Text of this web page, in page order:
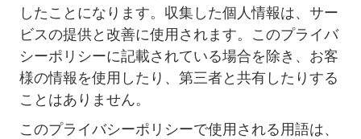
したことになります。収集した個人情報は、サー
ビスの提供と改善に使用されます。このプライバ
シーポリシーに記載されている場合を除き、お客
様の情報を使用したり、第三者と共有したりする
ことはありません。
このプライバシーポリシーで使用される用語は、